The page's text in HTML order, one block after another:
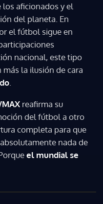
aficionados y el
del planeta. En
el fútbol sigue en
nacional, este tipo
la ilusión de cara
reafirma su
del fútbol a otro
completa para que
nada de
el mundial se